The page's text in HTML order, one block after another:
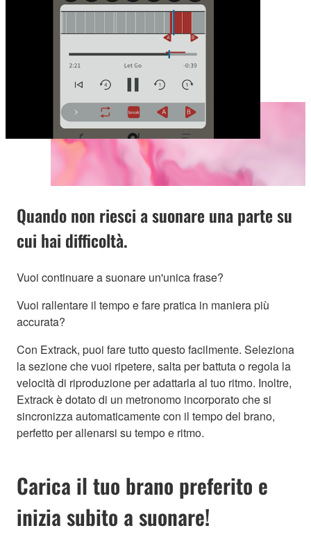
Quando non riesci a suonare una parte su
cui hai difficoltà.
Vuoi continuare a suonare un'unica frase?
Vuoi rallentare il tempo e fare pratica in maniera più
accurata?
Con Extrack, puoi fare tutto questo facilmente. Seleziona
la sezione che vuoi ripetere, salta per battuta o regola la
velocità di riproduzione per adattarla al tuo ritmo. Inoltre,
Extrack è dotato di un metronomo incorporato che si
sincronizza automaticamente con il tempo del brano,
perfetto per allenarsi su tempo e ritmo.
Carica il tuo brano preferito e
inizia subito a suonare!